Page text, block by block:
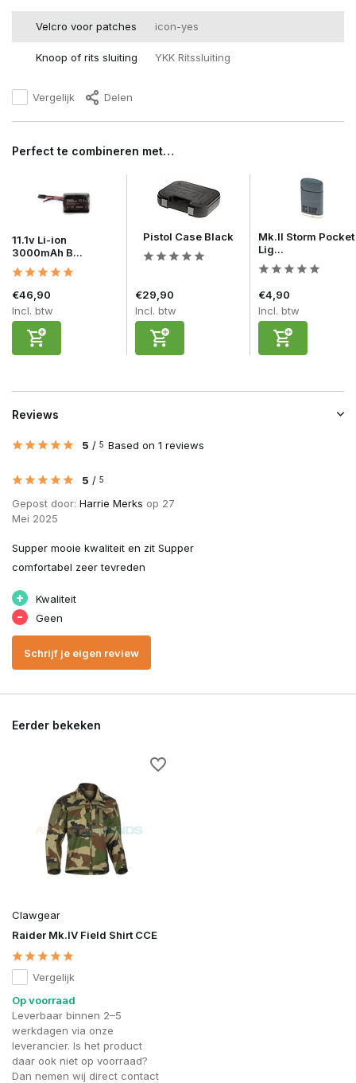
Velcro voor patches icon-yes
Knoop of rits sluiting YKK Ritssluiting
Vergelijk Delen
Perfect te combineren met…
11.1v Li-ion
3000mAh B...
€46,90
Incl. btw
Pistol Case Black
€29,90
Incl. btw
Mk.II Storm Pocket
Lig...
€4,90
Incl. btw
Reviews
5 / 5 Based on 1 reviews
5 / 5
Gepost door: Harrie Merks op 27
Mei 2025
Supper mooie kwaliteit en zit Supper
comfortabel zeer tevreden
+ Kwaliteit
- Geen
Schrijf je eigen review
Eerder bekeken
Clawgear
Raider Mk.IV Field Shirt CCE
Vergelijk
Op voorraad
Leverbaar binnen 2–5
werkdagen via onze
leverancier. Is het product
daar ook niet op voorraad?
Dan nemen wij direct contact